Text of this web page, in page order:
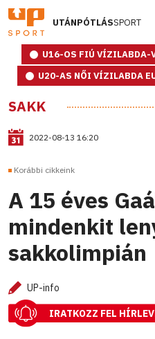
UTÁNPÓTLÁSSPORT
U16-OS FIÚ VÍZILABDA-
U20-AS NŐI VÍZILABDA
SAKK
2022-08-13 16:20
Korábbi cikkeink
A 15 éves
mindenkit
sakkolimpián
UP-info
IRATKOZZ FEL